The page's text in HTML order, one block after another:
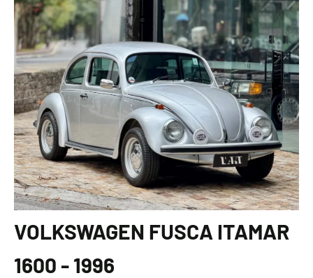
VOLKSWAGEN FUSCA ITAMAR
1600 - 1996